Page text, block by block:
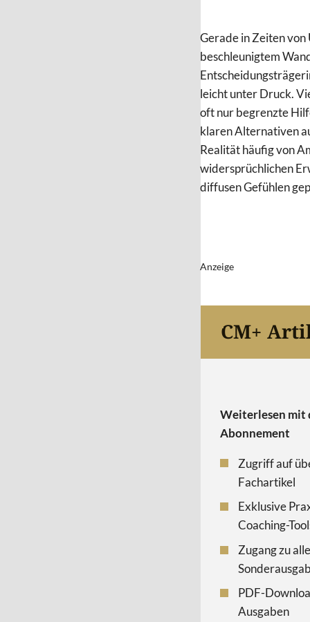
Gerade in Zeiten
beschleunigtem
leicht unter Druck.
oft nur begrenzte
klaren Alternativen
Realität häufig von
widersprüchlichen
diffusen Gefühlen
Anzeige
CM+
Weiterlesen mit
Abonnement
Zugriff auf
Fachartikel
Exklusive
Coaching-
Zugang zu
PDF-
Ausgaben